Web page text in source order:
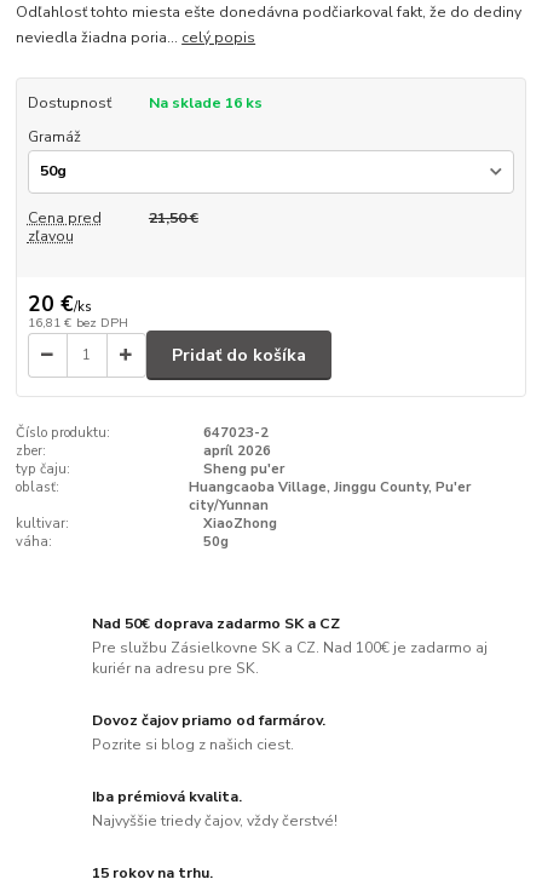
Odľahlosť tohto miesta ešte donedávna podčiarkoval fakt, že do dediny
neviedla žiadna poria... celý popis
Dostupnosť
Na sklade 16 ks
Gramáž
Cena pred
zľavou
21,50 €
20 €/ks
16,81 € bez DPH
Pridať do košíka
Číslo produktu:
647023-2
zber:
apríl 2026
typ čaju:
Sheng pu'er
oblasť:
Huangcaoba Village, Jinggu County, Pu'er
city/Yunnan
kultivar:
XiaoZhong
váha:
50g
Nad 50€ doprava zadarmo SK a CZ
Pre službu Zásielkovne SK a CZ. Nad 100€ je zadarmo aj
kuriér na adresu pre SK.
Dovoz čajov priamo od farmárov.
Pozrite si blog z našich ciest.
Iba prémiová kvalita.
Najvyššie triedy čajov, vždy čerstvé!
15 rokov na trhu.